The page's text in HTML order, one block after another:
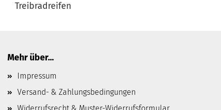
Treibradreifen
Mehr über...
Impressum
Versand- & Zahlungsbedingungen